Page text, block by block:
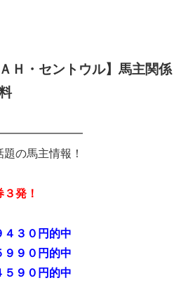
Ｈ・セントウル】馬主関係
の馬主情報！
発！
４３０円的中
９９０円的中
５９０円的中